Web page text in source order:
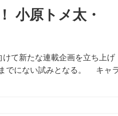
小原トメ太・
て新たな連載企画を立ち上げ
でにない試みとなる。 キャ